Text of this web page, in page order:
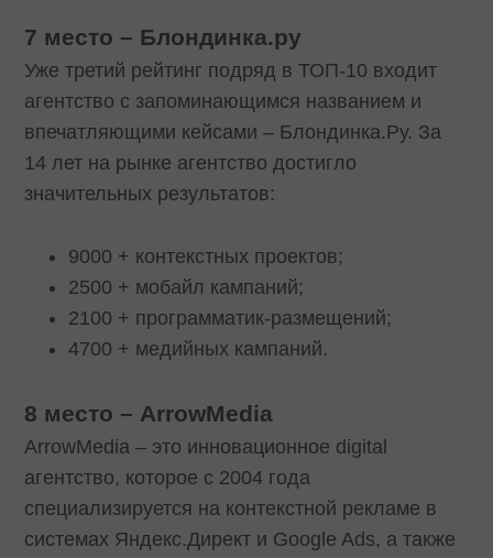
7 место – Блондинка.ру
Уже третий рейтинг подряд в ТОП-10 входит
агентство с запоминающимся названием и
впечатляющими кейсами – Блондинка.Ру. За
14 лет на рынке агентство достигло
значительных результатов:
9000 + контекстных проектов;
2500 + мобайл кампаний;
2100 + программатик-размещений;
4700 + медийных кампаний.
8 место – ArrowMedia
ArrowMedia – это инновационное digital
агентство, которое с 2004 года
специализируется на контекстной рекламе в
системах Яндекс.Директ и Google Ads, а также